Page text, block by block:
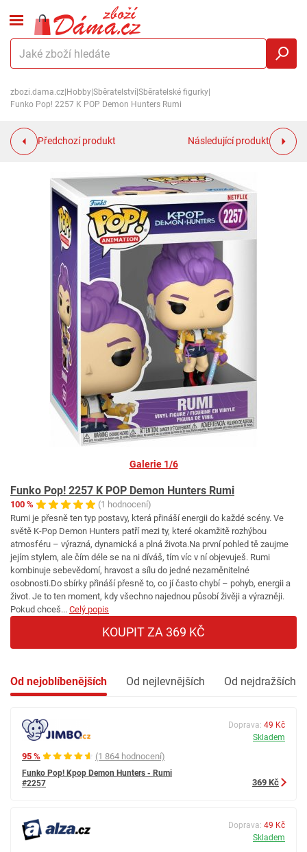
zbozi.dama.cz Hobby Sběratelství Sběratelské figurky
Funko Pop! 2257 K POP Demon Hunters Rumi
Předchozí produkt Následující produkt
Galerie 1/6
Funko Pop! 2257 K POP Demon Hunters Rumi
100 %
(1 hodnocení)
Rumi je přesně ten typ postavy, která přináší energii do každé scény. Ve
světě K-Pop Demon Hunters patří mezi ty, které okamžitě rozhýbou
atmosféru – výrazná, dynamická a plná života.Na první pohled tě zaujme
jejím stylem, ale čím déle se na ni díváš, tím víc v ní objevuješ. Rumi
kombinuje sebevědomí, hravost a sílu do jedné nezaměnitelné
osobnosti.Do sbírky přináší přesně to, co jí často chybí – pohyb, energii a
život. Je to ten moment, kdy všechno najednou působí živěji a výrazněji.
Pokud chceš... Celý popis
KOUPIT ZA 369 KČ
Od nejoblíbenějších Od nejlevnějších Od nejdražších
95 % (1 864 hodnocení)
Funko Pop! Kpop Demon Hunters - Rumi
#2257
Doprava: 49 Kč
Skladem
369 Kč
Doprava: 49 Kč
Skladem